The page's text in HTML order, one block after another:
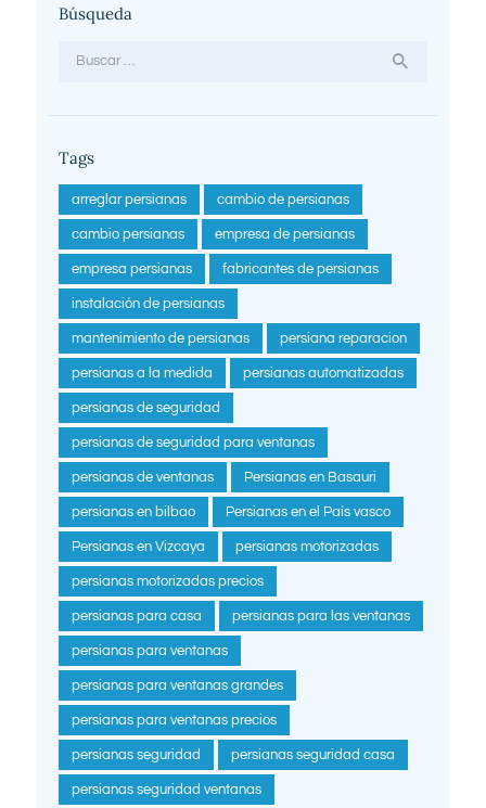
Búsqueda
Tags
arreglar persianas cambio de persianas
cambio persianas empresa de persianas
empresa persianas fabricantes de persianas
instalación de persianas
mantenimiento de persianas persiana reparacion
persianas a la medida persianas automatizadas
persianas de seguridad
persianas de seguridad para ventanas
persianas de ventanas Persianas en Basauri
persianas en bilbao Persianas en el País vasco
Persianas en Vizcaya persianas motorizadas
persianas motorizadas precios
persianas para casa persianas para las ventanas
persianas para ventanas
persianas para ventanas grandes
persianas para ventanas precios
persianas seguridad persianas seguridad casa
persianas seguridad ventanas